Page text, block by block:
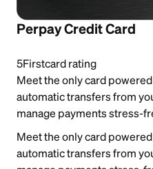
Perpay Credit Card
5Firstcard rating
Meet the only card
automatic transfers from
manage payments stress-
Meet the only card
automatic transfers from